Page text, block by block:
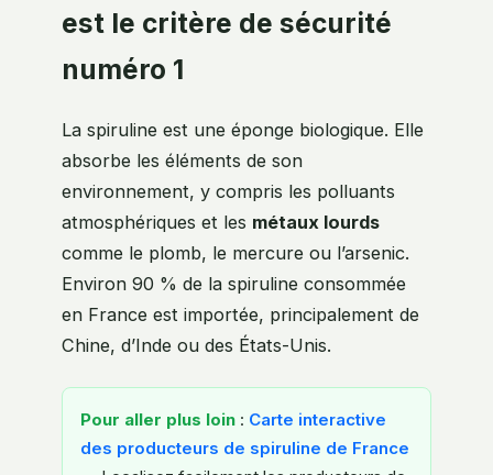
est le critère de sécurité
numéro 1
La spiruline est une éponge biologique. Elle
absorbe les éléments de son
environnement, y compris les polluants
atmosphériques et les métaux lourds
comme le plomb, le mercure ou l’arsenic.
Environ 90 % de la spiruline consommée
en France est importée, principalement de
Chine, d’Inde ou des États-Unis.
Pour aller plus loin : Carte interactive
des producteurs de spiruline de France